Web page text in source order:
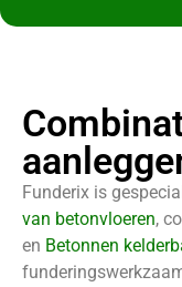
Funderix is
van betonvloeren,
en Betonnen